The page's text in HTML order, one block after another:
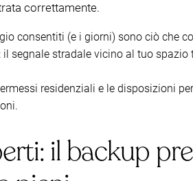
correttamente.
consentiti (e i giorni) sono ciò che
: il segnale stradale vicino al tuo
residenziali e le disposizioni
il backup